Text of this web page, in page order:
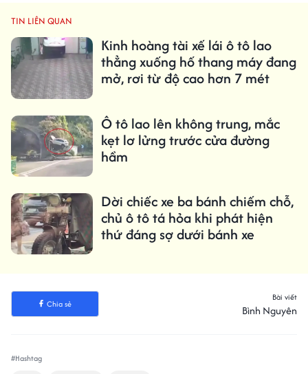
TIN LIÊN QUAN
Kinh hoàng tài xế lái ô tô lao
thẳng xuống hố thang máy đang
mở, rơi từ độ cao hơn 7 mét
Ô tô lao lên không trung, mắc
kẹt lơ lửng trước cửa đường
hầm
Dời chiếc xe ba bánh chiếm chỗ,
chủ ô tô tá hỏa khi phát hiện
thứ đáng sợ dưới bánh xe
Chia sẻ
Bài viết
Bình Nguyên
#Hashtag